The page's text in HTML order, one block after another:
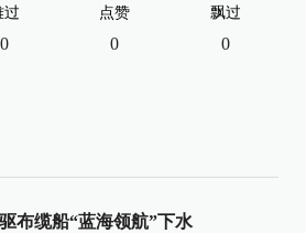
过
0
点赞
0
飘过
0
布缆船“蓝海领航”下水